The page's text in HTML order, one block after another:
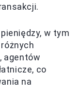
w tym
agentów
co
na